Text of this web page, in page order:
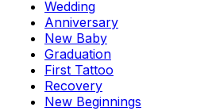
Wedding
Anniversary
New Baby
Graduation
First Tattoo
Recovery
New Beginnings